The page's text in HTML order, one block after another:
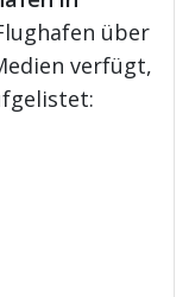
über
verfügt,